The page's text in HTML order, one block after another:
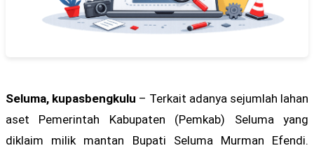
Seluma, kupasbengkulu – Terkait adanya sejumlah lahan
aset Pemerintah Kabupaten (Pemkab) Seluma yang
diklaim milik mantan Bupati Seluma Murman Efendi.